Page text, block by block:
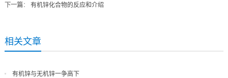
下一篇： 有机锌化合物的反应和介绍
相关文章
有机锌与无机锌一争高下